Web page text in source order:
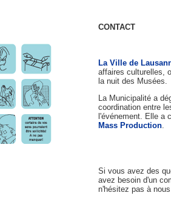
CONTACT
La Ville de
affaires culturelles,
la nuit des Musées.
La Municipalité a
coordination entre
l'événement. Elle a
Mass Production.
Si vous avez des
avez besoin d'un
n'hésitez pas à